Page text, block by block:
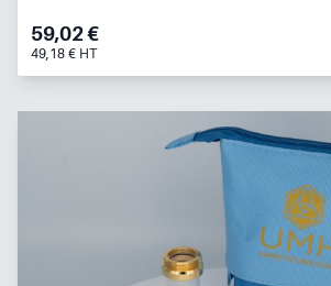
59,02 €
49,18 € HT